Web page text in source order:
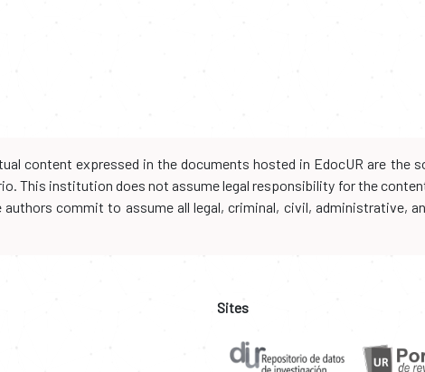
content expressed in the documents hosted in EdocUR are
This institution does not assume legal responsibility for the
authors commit to assume all legal, criminal, civil, administrative,
Sites